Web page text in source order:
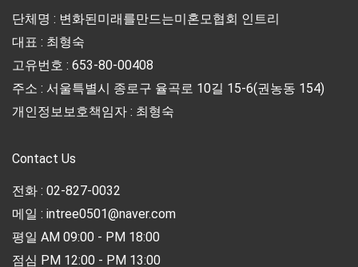
단체명 : 변화된미래를만드는미혼모협회 인트리
대표 : 최형숙
고유번호 : 653-80-00408
주소 : 서울특별시 종로구 율곡로 10길 15-6(권농동 154)
개인정보보호책임자 : 최형숙
Contact Us
전화 : 02-827-0032
메일 : intree0501@naver.com
평일 AM 09:00 - PM 18:00
점심 PM 12:00 - PM 13:00